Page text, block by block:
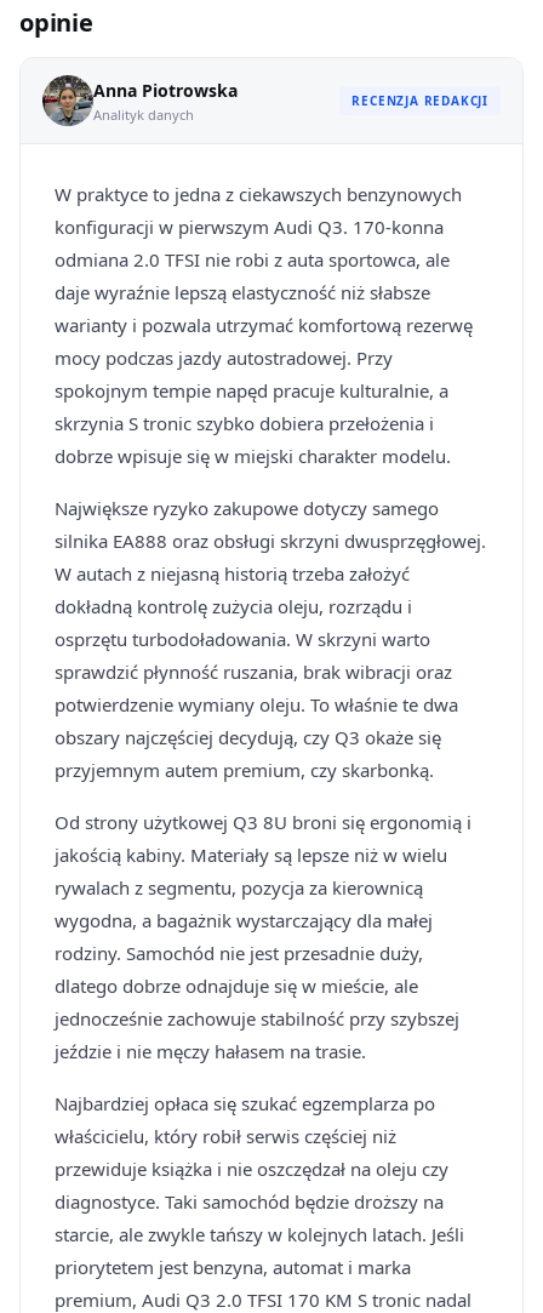
opinie
Anna Piotrowska
Analityk danych
RECENZJA REDAKCJI
W praktyce to jedna z ciekawszych benzynowych
konfiguracji w pierwszym Audi Q3. 170-konna
odmiana 2.0 TFSI nie robi z auta sportowca, ale
daje wyraźnie lepszą elastyczność niż słabsze
warianty i pozwala utrzymać komfortową rezerwę
mocy podczas jazdy autostradowej. Przy
spokojnym tempie napęd pracuje kulturalnie, a
skrzynia S tronic szybko dobiera przełożenia i
dobrze wpisuje się w miejski charakter modelu.
Największe ryzyko zakupowe dotyczy samego
silnika EA888 oraz obsługi skrzyni dwusprzęgłowej.
W autach z niejasną historią trzeba założyć
dokładną kontrolę zużycia oleju, rozrządu i
osprzętu turbodoładowania. W skrzyni warto
sprawdzić płynność ruszania, brak wibracji oraz
potwierdzenie wymiany oleju. To właśnie te dwa
obszary najczęściej decydują, czy Q3 okaże się
przyjemnym autem premium, czy skarbonką.
Od strony użytkowej Q3 8U broni się ergonomią i
jakością kabiny. Materiały są lepsze niż w wielu
rywalach z segmentu, pozycja za kierownicą
wygodna, a bagażnik wystarczający dla małej
rodziny. Samochód nie jest przesadnie duży,
dlatego dobrze odnajduje się w mieście, ale
jednocześnie zachowuje stabilność przy szybszej
jeździe i nie męczy hałasem na trasie.
Najbardziej opłaca się szukać egzemplarza po
właścicielu, który robił serwis częściej niż
przewiduje książka i nie oszczędzał na oleju czy
diagnostyce. Taki samochód będzie droższy na
starcie, ale zwykle tańszy w kolejnych latach. Jeśli
priorytetem jest benzyna, automat i marka
premium, Audi Q3 2.0 TFSI 170 KM S tronic nadal